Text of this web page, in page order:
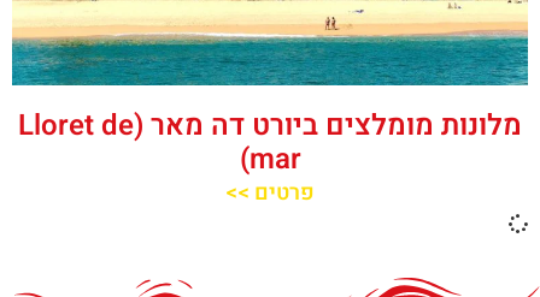
מלונות מומלצים ביורט דה מאר (Lloret de
mar)
פרטים >>